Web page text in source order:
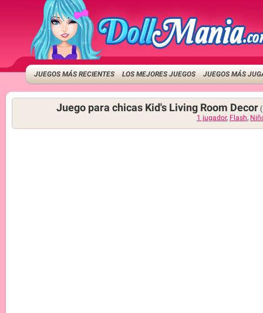
JUEGOS MÁS RECIENTES LOS MEJORES JUEGOS JUEGOS MÁS
Juego para chicas Kid's Living Room Decor
1 jugador, Flash,